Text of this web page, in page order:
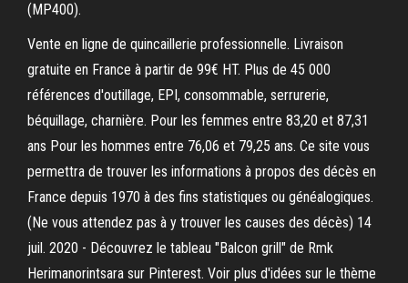
(MP400).
Vente en ligne de quincaillerie professionnelle. Livraison
gratuite en France à partir de 99€ HT. Plus de 45 000
références d'outillage, EPI, consommable, serrurerie,
béquillage, charnière. Pour les femmes entre 83,20 et 87,31
ans Pour les hommes entre 76,06 et 79,25 ans. Ce site vous
permettra de trouver les informations à propos des décès en
France depuis 1970 à des fins statistiques ou généalogiques.
(Ne vous attendez pas à y trouver les causes des décès) 14
juil. 2020 - Découvrez le tableau "Balcon grill" de Rmk
Herimanorintsara sur Pinterest. Voir plus d'idées sur le thème